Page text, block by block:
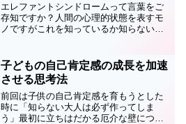
エレファントシンドロームって言葉をご
存知ですか？人間の心理的状態を表すモ
ノですがこれを知っているか知らないか
切な知識です。知らない方はぜひお読み
下さい！知っている方は今...
子どもの自己肯定感の成長を加速
させる思考法
前回は子供の自己肯定感を育もうとした
時に「知らない大人は必ず作ってしま
う」最初に立ちはだかる厄介な壁につい